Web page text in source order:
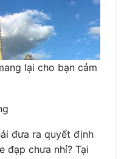
lại cho bạn cảm
đưa ra quyết định
đạp chưa nhỉ? Tại